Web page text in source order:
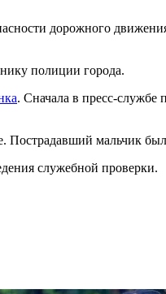
дорожного
полиции города.
. Сначала в пресс-службе
мальчик
служебной проверки.